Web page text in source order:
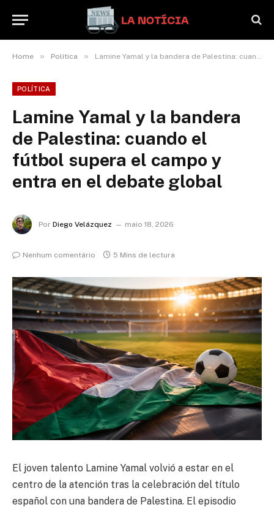
Home » Política » Lamine Yamal y la bandera de Palestina: cuando el fútbol supera el campo y entra en el debate global
POLÍTICA
Lamine Yamal y la bandera
de Palestina: cuando el
fútbol supera el campo y
entra en el debate global
Por Diego Velázquez maio 18, 2026
Nenhum comentário 5 Mins de lectura
El joven talento Lamine Yamal volvió a estar en el
centro de la atención tras la celebración del título
español con una bandera de Palestina. El episodio